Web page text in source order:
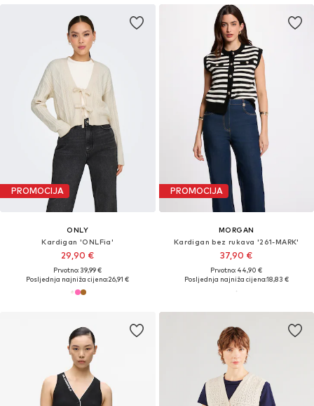
PROMOCIJA
ONLY
Kardigan 'ONLFia'
29,90 €
Prvotno: 39,99 €
Posljednja najniža cijena:26,91 €
PROMOCIJA
MORGAN
Kardigan bez rukava '261-MARK'
37,90 €
Prvotno: 44,90 €
Posljednja najniža cijena:18,83 €